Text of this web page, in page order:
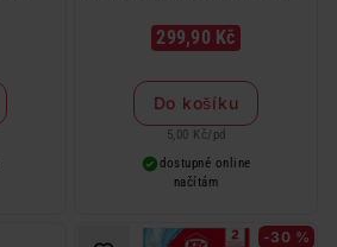
299,90 Kč
Do košíku
5,00 Kč/ pd
dostupné online
načítám
-30 %